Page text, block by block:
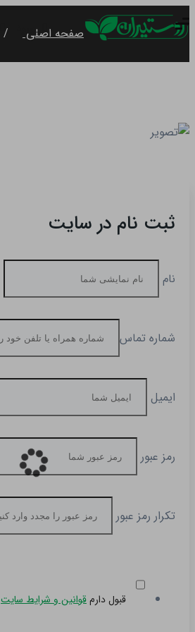
ورود
صفحه اصلی
ثبت نام در سایت
نام
شماره تماس
ایمیل
رمز عبور
تکرار رمز عبور
قبول دارمقوانین و شرایط سایت